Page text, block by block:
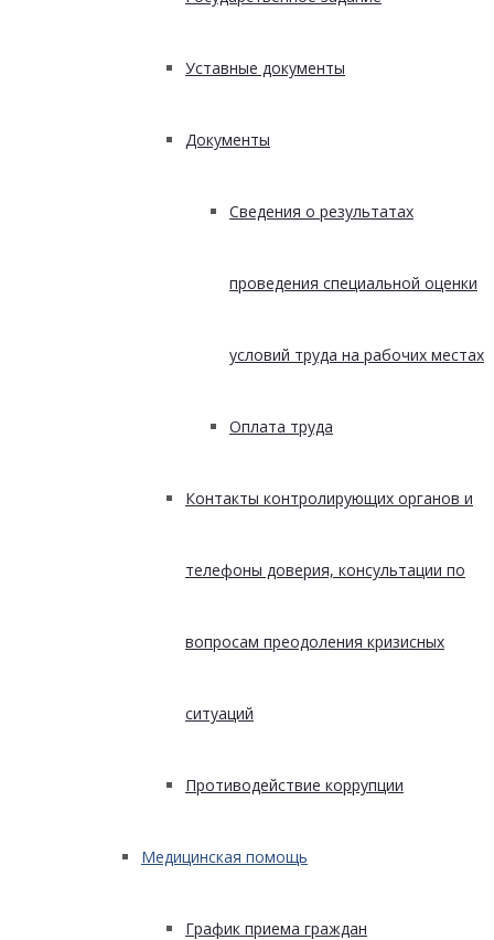
Уставные документы
Документы
Сведения о результатах
проведения специальной оценки
условий труда на рабочих местах
Оплата труда
Контакты контролирующих органов и
телефоны доверия, консультации по
вопросам преодоления кризисных
ситуаций
Противодействие коррупции
Медицинская помощь
График приема граждан